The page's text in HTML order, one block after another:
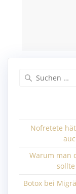
Nofretete
Warum man
Botox bei